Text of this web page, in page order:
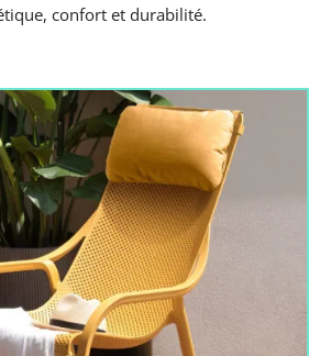
confort et durabilité.